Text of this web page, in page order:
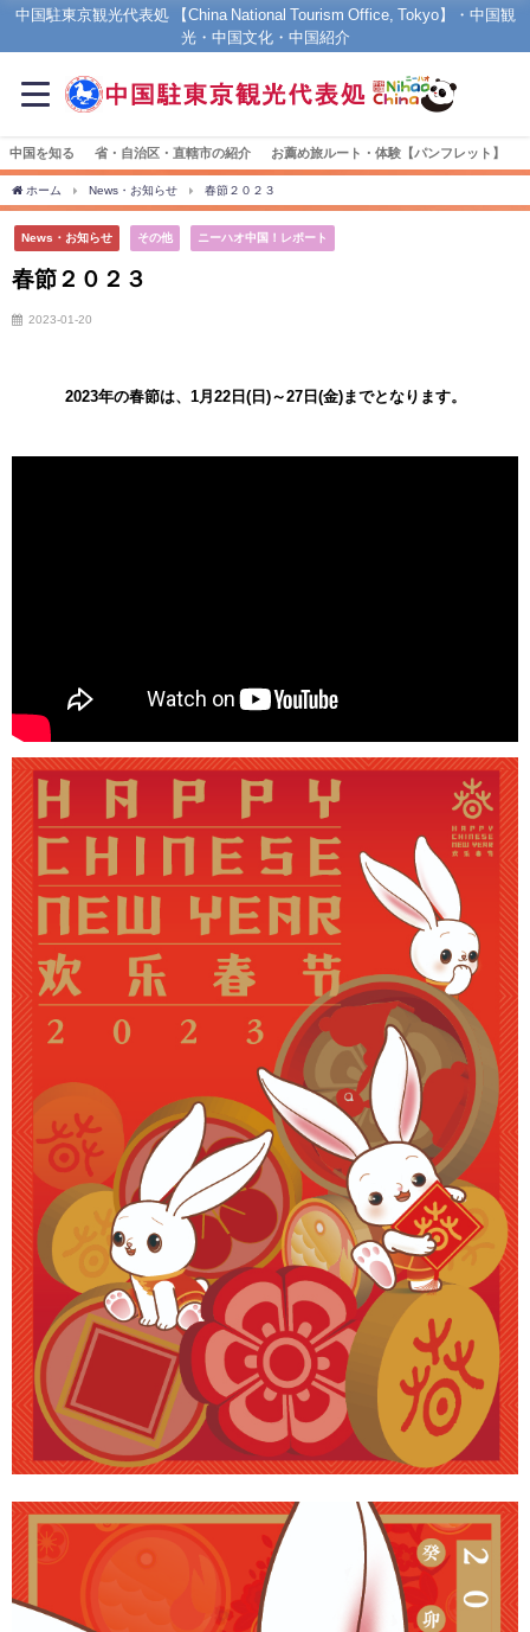
中国駐東京観光代表処 【China National Tourism Office, Tokyo】・中国観
光・中国文化・中国紹介
中国を知る 省・自治区・直轄市の紹介 お薦め旅ルート・体験【パンフレット】
ホーム News・お知らせ 春節２０２３
News・お知らせ その他 ニーハオ中国！レポート
春節２０２３
2023-01-20
2023年の春節は、1月22日(日)～27日(金)までとなります。